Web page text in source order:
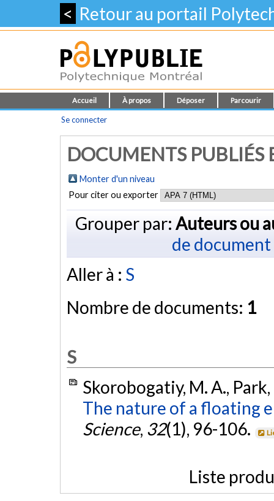
< Retour au portail
Accueil À propos Déposer Parcourir
Se connecter
DOCUMENTS PUBLIÉS
Monter d'un niveau
Pour citer ou exporter
Grouper par: Auteurs ou
de document
Aller à : S
Nombre de documents: 1
S
Skorobogatiy, M. A.,
The nature of a floating
Science, 32(1), 96-106.
Liste